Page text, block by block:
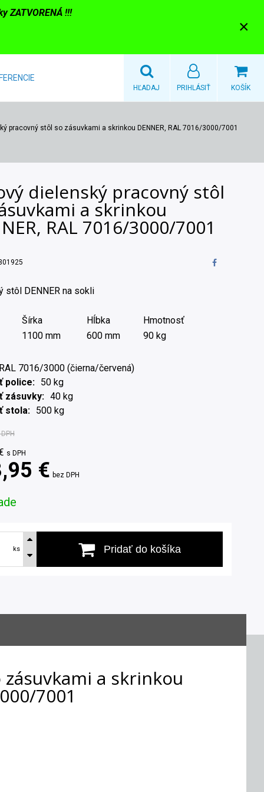
ZATVORENÁ !!!
×
KOŠÍK
PRIHLÁSIŤ
HĽADAJ
pracovný stôl so zásuvkami a skrinkou DENNER, RAL 7016/3000/7001
dielenský pracovný stôl
a skrinkou
RAL 7016/3000/7001
stôl DENNER na sokli
Šírka Hĺbka
Hmotnosť
1100 mm
600 mm 90 kg
7016/3000 (čierna/červená)
police
50 kg
zásuvky
40 kg
stola
500 kg
s DPH
€ bez DPH
ks Pridať do košíka
a skrinkou
7001